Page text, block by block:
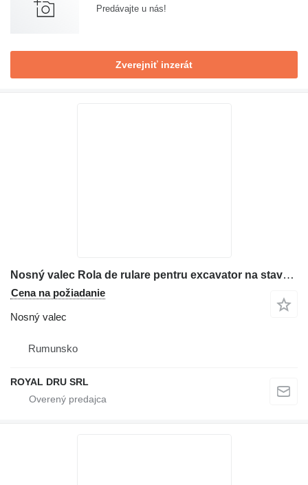
Predávajte u nás!
Zverejniť inzerát
Nosný valec Rola de rulare pentru excavator na stavebného stroja Case
Cena na požiadanie
Nosný valec
Rumunsko
ROYAL DRU SRL